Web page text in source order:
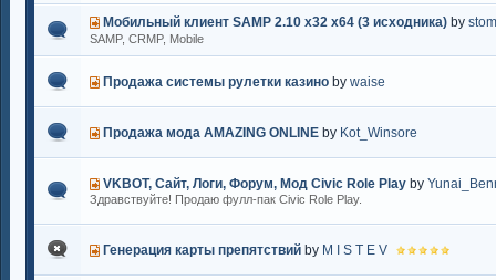
Мобильный клиент SAMP 2.10 x32 x64 (3 исходника) by
SAMP, CRMP, Mobile
Продажа системы рулетки казино by waise
Продажа мода AMAZING ONLINE by Kot_Winsore
VKBOT, Сайт, Логи, Форум, Мод Civic Role Play by
Здравствуйте! Продаю фулл-пак Civic Role Play.
Генерация карты препятствий by M I S T E V